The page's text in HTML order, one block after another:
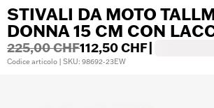
STIVALI DA MOTO
DONNA 15 CM CON
225,00 CHF112,50 CHF
Codice articolo | SKU: 98692-23EW